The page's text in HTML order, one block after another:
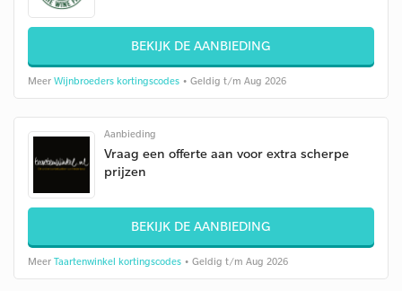
BEKIJK DE AANBIEDING
Meer Wijnbroeders kortingscodes • Geldig t/m Aug 2026
Aanbieding
Vraag een offerte aan voor extra scherpe
prijzen
BEKIJK DE AANBIEDING
Meer Taartenwinkel kortingscodes • Geldig t/m Aug 2026